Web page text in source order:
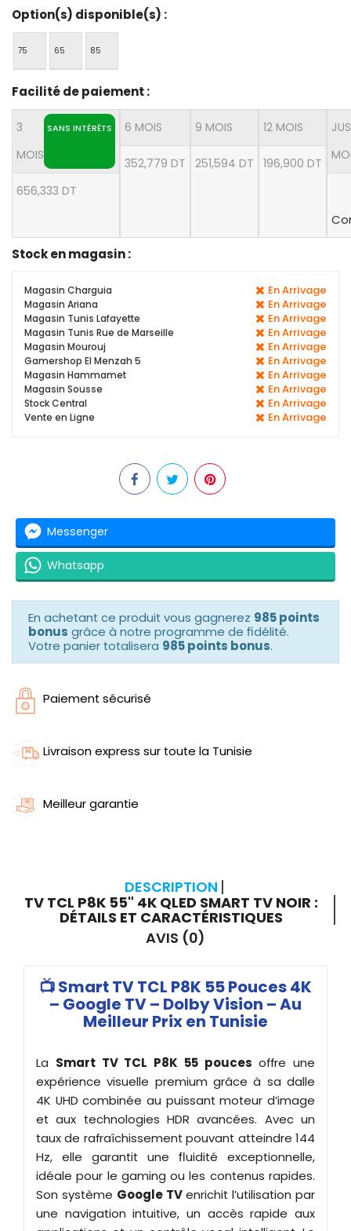
Option(s) disponible(s) :
75 65 85
Facilité de paiement :
3
MOIS
SANS INTÉRÊTS
656,333 DT
6 MOIS
352,779 DT
9 MOIS
251,594 DT
12 MOIS
196,900 DT
Stock en magasin :
Magasin Charguia En Arrivage
Magasin Ariana En Arrivage
Magasin Tunis Lafayette En Arrivage
Magasin Tunis Rue de Marseille En Arrivage
Magasin Mourouj En Arrivage
Gamershop El Menzah 5 En Arrivage
Magasin Hammamet En Arrivage
Magasin Sousse En Arrivage
Stock Central En Arrivage
Vente en Ligne En Arrivage
Messenger
Whatsapp
En achetant ce produit vous gagnerez 985 points
bonus grâce à notre programme de fidélité.
Votre panier totalisera 985 points bonus.
Paiement sécurisé
Livraison express sur toute la Tunisie
Meilleur garantie
DESCRIPTION
TV TCL P8K 55" 4K QLED SMART TV NOIR :
DÉTAILS ET CARACTÉRISTIQUES
AVIS (0)
📺 Smart TV TCL P8K 55 Pouces 4K
– Google TV – Dolby Vision – Au
Meilleur Prix en Tunisie
La Smart TV TCL P8K 55 pouces offre une
expérience visuelle premium grâce à sa dalle
4K UHD combinée au puissant moteur d’image
et aux technologies HDR avancées. Avec un
taux de rafraîchissement pouvant atteindre 144
Hz, elle garantit une fluidité exceptionnelle,
idéale pour le gaming ou les contenus rapides.
Son système Google TVenrichit l’utilisation par
une navigation intuitive, un accès rapide aux